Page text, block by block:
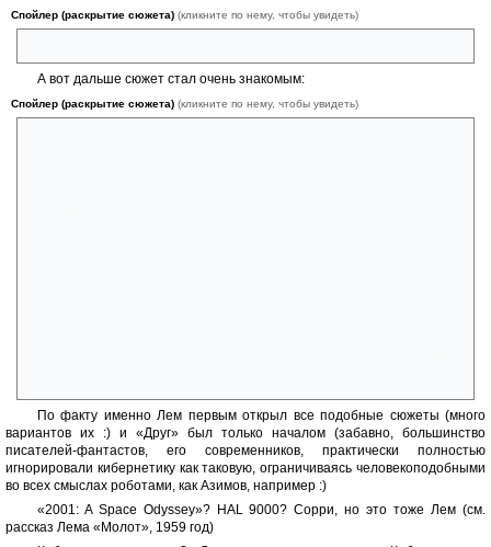
Спойлер (раскрытие сюжета) (кликните по нему, чтобы увидеть)
А вот дальше сюжет стал очень знакомым:
Спойлер (раскрытие сюжета) (кликните по нему, чтобы увидеть)
По факту именно Лем первым открыл все подобные сюжеты (много
вариантов их :) и «Друг» был только началом (забавно, большинство
писателей-фантастов, его современников, практически полностью
игнорировали кибернетику как таковую, ограничиваясь человекоподобными
во всех смыслах роботами, как Азимов, например :)
«2001: A Space Odyssey»? HAL 9000? Сорри, но это тоже Лем (см.
рассказ Лема «Молот», 1959 год)